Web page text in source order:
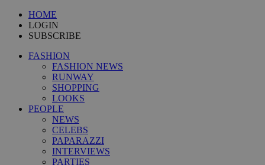
HOME
LOGIN
SUBSCRIBE
FASHION
FASHION NEWS
RUNWAY
SHOPPING
LOOKS
PEOPLE
NEWS
CELEBS
PAPARAZZI
INTERVIEWS
PARTIES